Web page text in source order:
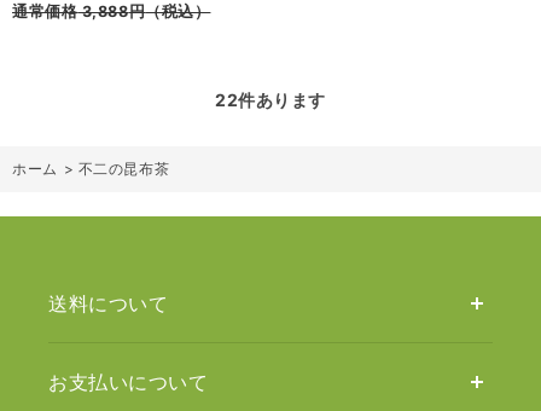
通常価格3,888円（税込）
22件あります
ホーム > 不二の昆布茶
送料について
お支払いについて